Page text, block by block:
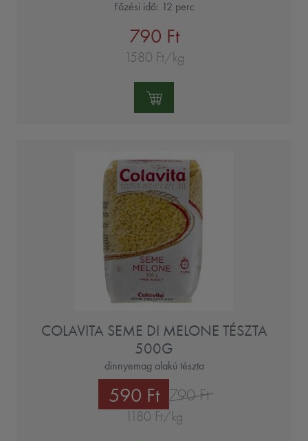
Főzési idő: 12 perc
790 Ft
1580 Ft/kg
Mennyiség:
COLAVITA SEME DI MELONE TÉSZTA
500G
dinnyemag alakú tészta
790 Ft
590 Ft
1180 Ft/kg